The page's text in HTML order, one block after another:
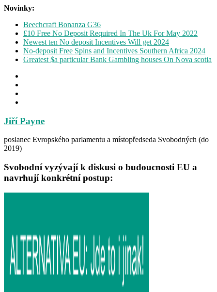
Novinky:
Beechcraft Bonanza G36
£10 Free No Deposit Required In The Uk For May 2022
Newest ten No deposit Incentives Will get 2024
No-deposit Free Spins and Incentives Southern Africa 2024
Greatest $a particular Bank Gambling houses On Nova scotia
Jiří Payne
poslanec Evropského parlamentu a místopředseda Svobodných (do
2019)
Svobodní vyzývají k diskusi o budoucnosti EU a
navrhují konkrétní postup: